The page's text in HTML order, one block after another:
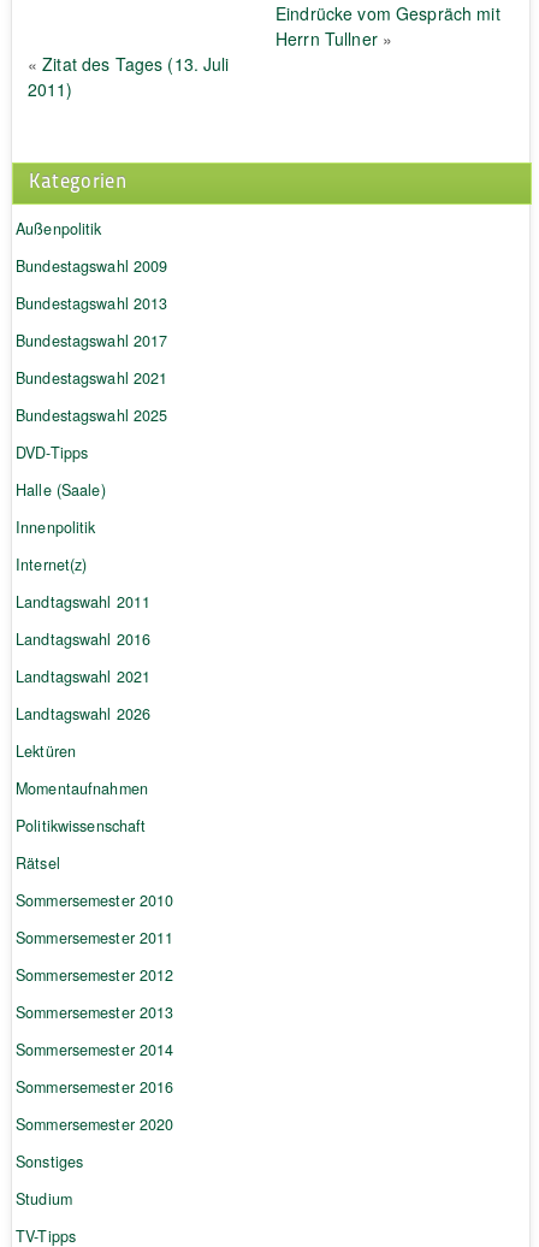
Eindrücke vom Gespräch mit
Herrn Tullner»
«Zitat des Tages (13. Juli
2011)
Kategorien
Außenpolitik
Bundestagswahl 2009
Bundestagswahl 2013
Bundestagswahl 2017
Bundestagswahl 2021
Bundestagswahl 2025
DVD-Tipps
Halle (Saale)
Innenpolitik
Internet(z)
Landtagswahl 2011
Landtagswahl 2016
Landtagswahl 2021
Landtagswahl 2026
Lektüren
Momentaufnahmen
Politikwissenschaft
Rätsel
Sommersemester 2010
Sommersemester 2011
Sommersemester 2012
Sommersemester 2013
Sommersemester 2014
Sommersemester 2016
Sommersemester 2020
Sonstiges
Studium
TV-Tipps